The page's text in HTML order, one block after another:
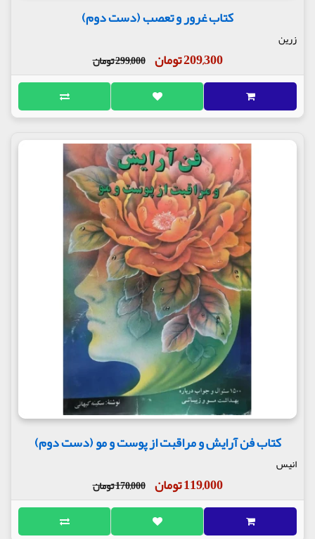
کتاب غرور و تعصب (دست دوم)
زرین
209,300 تومان 299,000 تومان
کتاب فن آرایش و مراقبت از پوست و مو (دست دوم)
انیس
119,000 تومان 170,000 تومان